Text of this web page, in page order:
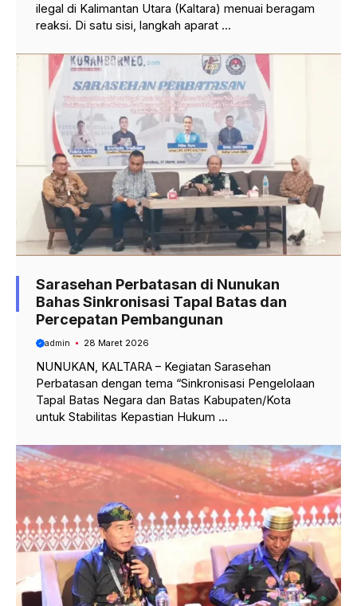
ilegal di Kalimantan Utara (Kaltara) menuai beragam
reaksi. Di satu sisi, langkah aparat ...
Sarasehan Perbatasan di Nunukan
Bahas Sinkronisasi Tapal Batas dan
Percepatan Pembangunan
admin 28 Maret 2026
NUNUKAN, KALTARA – Kegiatan Sarasehan
Perbatasan dengan tema “Sinkronisasi Pengelolaan
Tapal Batas Negara dan Batas Kabupaten/Kota
untuk Stabilitas Kepastian Hukum ...